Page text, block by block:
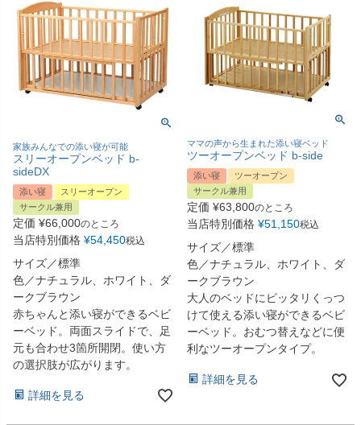
家族みんなでの添い寝が可能
スリーオープンベッド b-
sideDX
添い寝
スリーオープン
サークル兼用
定価 ¥66,000のところ
当店特別価格 ¥54,450税込
サイズ／標準
色／ナチュラル、ホワイト、ダ
ークブラウン
赤ちゃんと添い寝ができるベビ
ーベッド。両面スライドで、足
元も合わせ3箇所開閉。使い方
の選択肢が広がります。
詳細を見る
ママの声から生まれた添い寝ベッド
ツーオープンベッド b-side
添い寝
ツーオープン
サークル兼用
定価 ¥63,800のところ
当店特別価格 ¥51,150税込
サイズ／標準
色／ナチュラル、ホワイト、ダ
ークブラウン
大人のベッドにピッタリくっつ
けて使える添い寝ができるベビ
ーベッド。おむつ替えなどに便
利なツーオープンタイプ。
詳細を見る